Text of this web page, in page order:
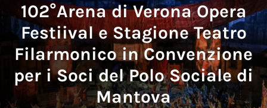
102°Arena di Verona Opera
Festiival e Stagione Teatro
Filarmonico in Convenzione
per i Soci del Polo Sociale di
Mantova